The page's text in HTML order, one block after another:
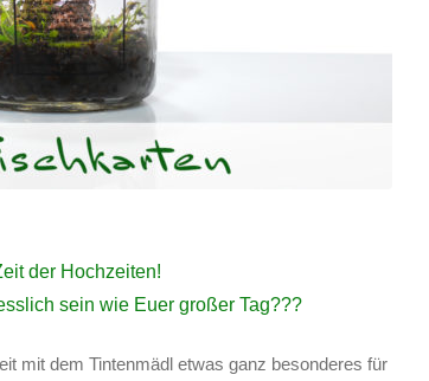
der Hochzeiten!
sein wie Euer großer Tag???
mit dem Tintenmädl etwas ganz besonderes für